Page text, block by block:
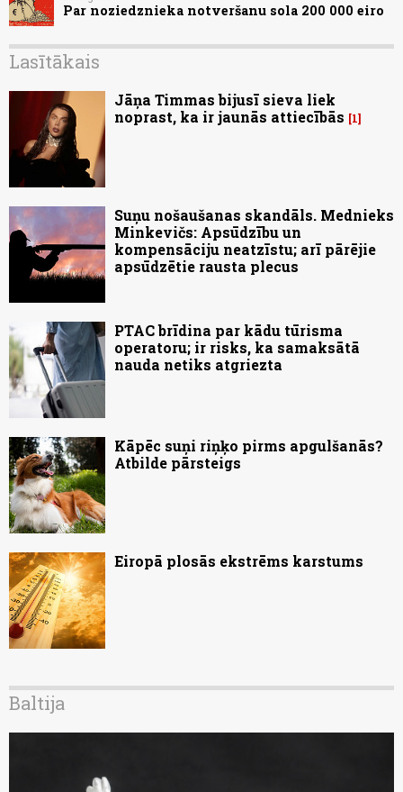
Par noziedznieka notveršanu sola 200 000 eiro
Lasītākais
Jāņa Timmas bijusī sieva liek
noprast, ka ir jaunās attiecībās
1
Suņu nošaušanas skandāls. Mednieks
Minkevičs: Apsūdzību un
kompensāciju neatzīstu; arī pārējie
apsūdzētie rausta plecus
PTAC brīdina par kādu tūrisma
operatoru; ir risks, ka samaksātā
nauda netiks atgriezta
Kāpēc suņi riņķo pirms apgulšanās?
Atbilde pārsteigs
Eiropā plosās ekstrēms karstums
Baltija